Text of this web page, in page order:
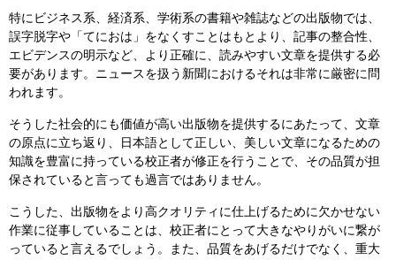
特にビジネス系、経済系、学術系の書籍や雑誌などの出版物では、
誤字脱字や「てにおは」をなくすことはもとより、記事の整合性、
エビデンスの明示など、より正確に、読みやすい文章を提供する必
要があります。ニュースを扱う新聞におけるそれは非常に厳密に問
われます。
そうした社会的にも価値が高い出版物を提供するにあたって、文章
の原点に立ち返り、日本語として正しい、美しい文章になるための
知識を豊富に持っている校正者が修正を行うことで、その品質が担
保されていると言っても過言ではありません。
こうした、出版物をより高クオリティに仕上げるために欠かせない
作業に従事していることは、校正者にとって大きなやりがいに繋が
っていると言えるでしょう。また、品質をあげるだけでなく、重大